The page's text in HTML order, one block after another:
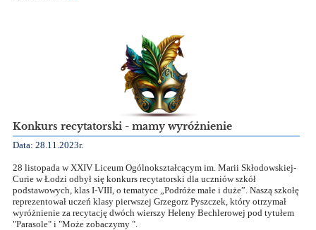
Konkurs recytatorski - mamy wyróżnienie
Data: 28.11.2023r.
28 listopada w XXIV Liceum Ogólnokształcącym im. Marii Skłodowskiej-
Curie w Łodzi odbył się konkurs recytatorski dla uczniów szkół
podstawowych, klas I-VIII, o tematyce „Podróże małe i duże”. Naszą szkołę
reprezentował uczeń klasy pierwszej Grzegorz Pyszczek, który otrzymał
wyróżnienie za recytację dwóch wierszy Heleny Bechlerowejpod tytułem
"Parasole" i "Może zobaczymy ".